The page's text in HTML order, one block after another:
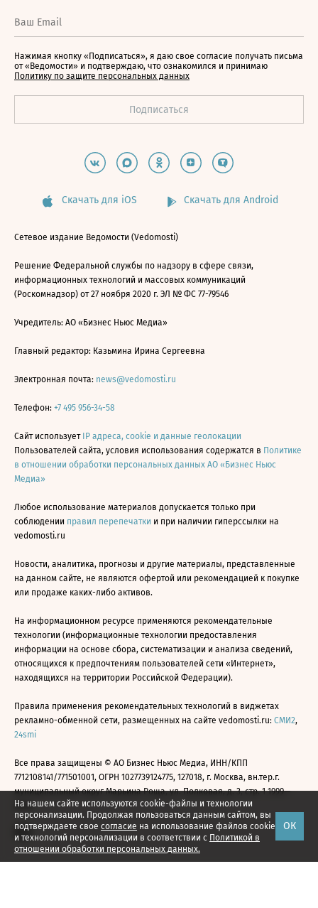
На нашем сайте используются cookie-файлы и технологии
персонализации. Продолжая пользоваться данным сайтом, вы
подтверждаете свое согласие на использование файлов cookie
и технологий персонализации в соответствии с Политикой в
отношении обработки персональных данных.
ОК
Нажимая кнопку «Подписаться», я даю свое согласие получать письма
от «Ведомости» и подтверждаю, что ознакомился и принимаю
Политику по защите персональных данных
Скачать для iOS Скачать для Android
Сетевое издание Ведомости (Vedomosti)
Решение Федеральной службы по надзору в сфере связи,
информационных технологий и массовых коммуникаций
(Роскомнадзор) от 27 ноября 2020 г. ЭЛ № ФС 77-79546
Учредитель: АО «Бизнес Ньюс Медиа»
Главный редактор: Казьмина Ирина Сергеевна
Электронная почта: news@vedomosti.ru
Телефон: +7 495 956-34-58
Сайт использует IP адреса, cookie и данные геолокации
Пользователей сайта, условия использования содержатся в Политике
в отношении обработки персональных данных АО «Бизнес Ньюс
Медиа»
Любое использование материалов допускается только при
соблюдении правил перепечатки и при наличии гиперссылки на
vedomosti.ru
Новости, аналитика, прогнозы и другие материалы, представленные
на данном сайте, не являются офертой или рекомендацией к покупке
или продаже каких-либо активов.
На информационном ресурсе применяются рекомендательные
технологии (информационные технологии предоставления
информации на основе сбора, систематизации и анализа сведений,
относящихся к предпочтениям пользователей сети «Интернет»,
находящихся на территории Российской Федерации).
Правила применения рекомендательных технологий в виджетах
рекламно-обменной сети, размещенных на сайте vedomosti.ru: СМИ2,
24smi
Все права защищены © АО Бизнес Ньюс Медиа, ИНН/КПП
7712108141/771501001, ОГРН 1027739124775, 127018, г. Москва, вн.тер.г.
муниципальный округ Марьина Роща, ул. Полковая, д. 3, стр. 1 1999—
2026